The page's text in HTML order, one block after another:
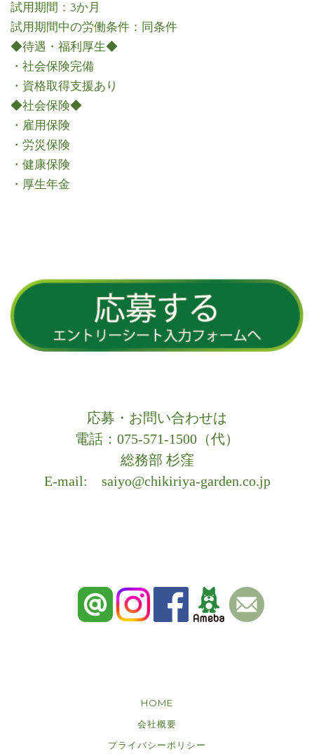
試用期間：3か月
試用期間中の労働条件：同条件
◆待遇・福利厚生◆
・社会保険完備
・資格取得支援あり
◆社会保険◆
・雇用保険
・労災保険
・健康保険
・厚生年金
応募・お問い合わせは
電話：075-571-1500（代）
総務部 杉窪
E-mail: saiyo@chikiriya-garden.co.jp
HOME
会社概要
プライバシーポリシー